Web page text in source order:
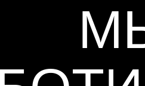
ВАС